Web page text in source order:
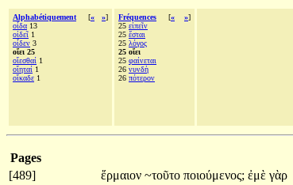
Alphabétiquement [« »]
οἶδα 13
οἰδεῖ 1
οἶδεν 3
οἴει 25
οἴεσθαί 1
οἴηταί 1
οἴκαδε 1
Fréquences [« »]
25 εἰπεῖν
25 ἔσται
25 λόγος
25 οἴει
25 φαίνεται
26 νυνδὴ
26 πότερον
Pages
[489]
ἕρμαιον ~τοῦτο ποιούμενος; ἐμὲ γὰρ